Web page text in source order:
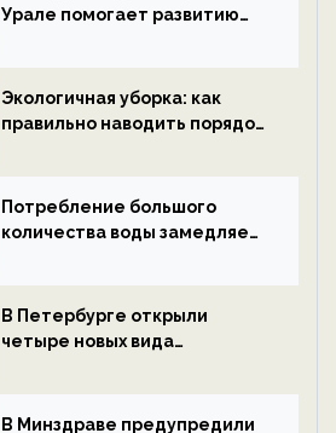
Урале помогает развитию
ECOportal
Экологичная уборка: как
правильно наводить порядок
Потребление большого
количества воды замедляет
В Петербурге открыли
четыре новых вида
экологии на ECOportal
В Минздраве предупредили